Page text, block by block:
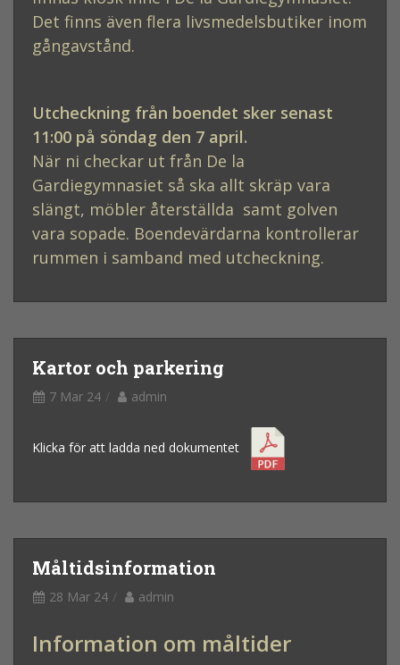
Det finns även flera livsmedelsbutiker inom
gångavstånd.
Utcheckning från boendet sker senast
11:00 på söndag den 7 april.
När ni checkar ut från De la
Gardiegymnasiet så ska allt skräp vara
slängt, möbler återställda samt golven
vara sopade. Boendevärdarna kontrollerar
rummen i samband med utcheckning.
Kartor och parkering
7 Mar 24 admin
Klicka för att ladda ned dokumentet
Måltidsinformation
28 Mar 24 admin
Information om måltider